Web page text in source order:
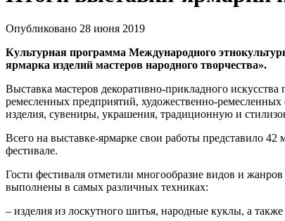
Опубликовано 28 июня 2019
Культурная программа Международного
ярмарка изделий мастеров народного творчества».
Выставка мастеров декоративно-прикладного
ремесленных предприятий, художественно-
изделия, сувениры, украшения, традиционную и
Всего на выставке-ярмарке свои работы представило
фестивале.
Гости фестиваля отметили многообразие видов и
выполнены в самых различных техниках:
– изделия из лоскутного шитья, народные куклы, а